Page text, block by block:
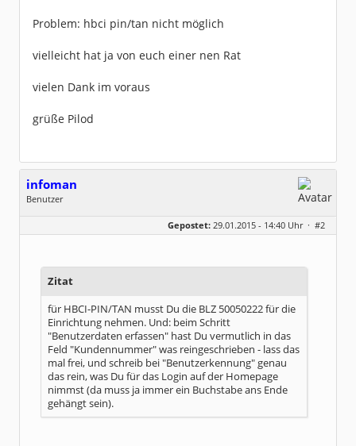
Problem: hbci pin/tan nicht möglich
vielleicht hat ja von euch einer nen Rat
vielen Dank im voraus
grüße Pilod
infoman
Benutzer
Dabei seit:
06 / 2008
Gepostet: 29.01.2015 - 14:40 Uhr · #2
Zitat
für HBCI-PIN/TAN musst Du die BLZ 50050222 für die
Einrichtung nehmen. Und: beim Schritt
"Benutzerdaten erfassen" hast Du vermutlich in das
Feld "Kundennummer" was reingeschrieben - lass das
mal frei, und schreib bei "Benutzerkennung" genau
das rein, was Du für das Login auf der Homepage
nimmst (da muss ja immer ein Buchstabe ans Ende
gehängt sein).